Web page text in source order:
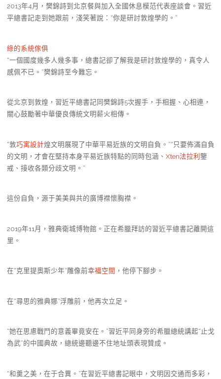
2013年4月，樊錦詩到北京餐與加入全國休息模范代表座談會。習近
平總書記走到她跟前，淺笑著說：“你是研討敦煌學的。”
綠的系統傢俱
“一個國度幾多人幾多事，總書記卻了解我是研討敦煌學的，真令人
感佩不已。”樊錦詩至今難忘。
從北京到敦煌，習近平總書記同樊錦詩5次握手，手相握、心相連，
關心鼓勵著中華優良傳統文明薪火相傳。
“敦巧寓設計煌文明展現了中華平易近族的文明自負。”“只要佈滿自負
的文明，才會在堅持本身平易近族特點的同時包涵、 Xten法拉利鑒
戒、接收各類分歧文明。”
這份自負，源于美美與共的廣博襟懷胸襟。
2019年11月，雅典衛城博物館。正在希臘拜訪的習近平總書記離開這
里。
在“克里提奧斯少年”雕像前幸福空間 ，他停下腳步。
在“尋思的雅典娜”浮雕前，他再次立足。
“她在思慮戰鬥的意義畢竟安在。”習近平同身旁的希臘總統講起“止戈
為武”的中國典故，總統邊聽邊不住地址頭表現贊成。
“和羹之美，在于合異。”在習近平總書記眼中，文明因交通而多彩，